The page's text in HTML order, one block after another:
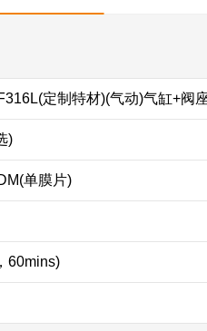
定制特材)(气动)气缸+阀
)
单膜片)